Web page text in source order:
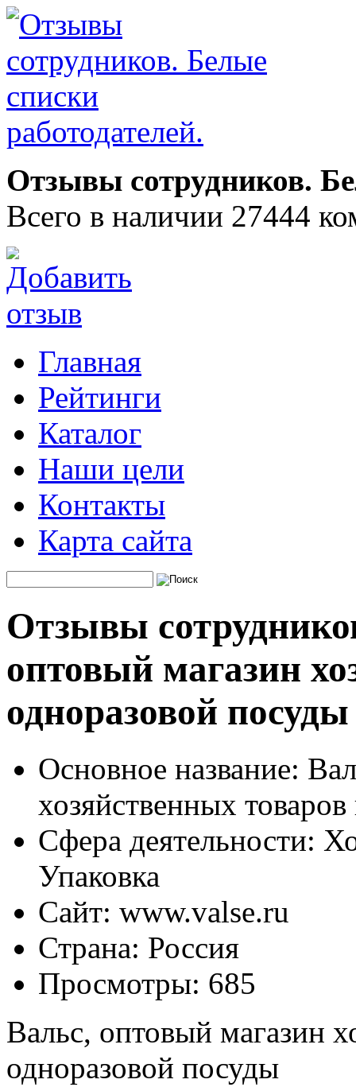
Отзывы сотрудников.
Всего в наличии 27444
Главная
Рейтинги
Каталог
Наши цели
Контакты
Карта сайта
Отзывы
оптовый магазин
одноразовой посуды
Основное название:
хозяйственных
Сфера деятельности:
Упаковка
Сайт: www.valse.ru
Страна: Россия
Просмотры: 685
Вальс, оптовый магазин
одноразовой посуды